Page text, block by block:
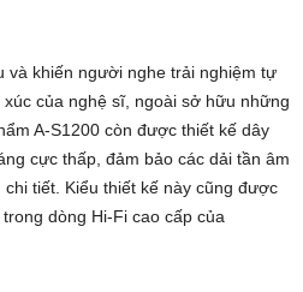
và khiến người nghe trải nghiệm tự
của nghệ sĩ, ngoài sở hữu những
A-S1200 còn được thiết kế dây
cực thấp, đảm bảo các dải tần âm
tiết. Kiểu thiết kế này cũng được
dòng Hi-Fi cao cấp của